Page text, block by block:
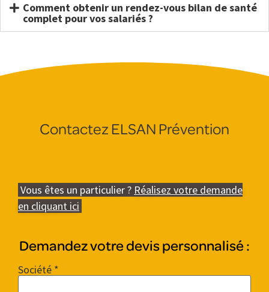
Comment obtenir un rendez-vous bilan de santé
complet pour vos salariés ?
Contactez ELSAN Prévention
Vous êtes un particulier ? Réalisez votre demande
en cliquant ici
Demandez votre devis personnalisé :
Société *